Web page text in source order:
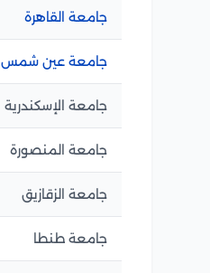
جامعة القاهرة
جامعة عين شمس
جامعة الإسكندرية
جامعة المنصورة
جامعة الزقازيق
جامعة طنطا